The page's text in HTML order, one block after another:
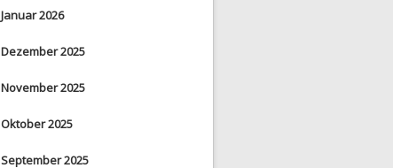
Januar 2026
Dezember 2025
November 2025
Oktober 2025
September 2025